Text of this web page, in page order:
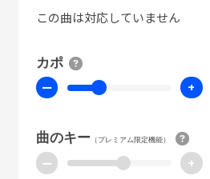
この曲は対応していません
カポ
ー +
曲のキー（プレミアム限定機能）
ー +